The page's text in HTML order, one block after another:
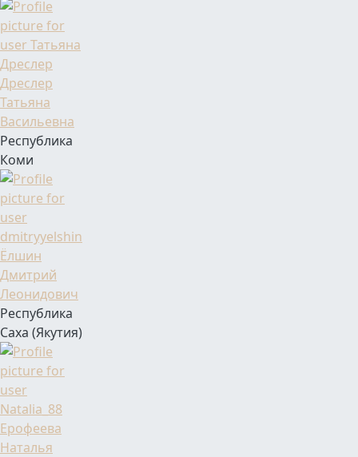
Фамилия Имя Отчество
Дреслер
Татьяна
Васильевна
Республика
Коми
Фамилия Имя Отчество
Ёлшин
Дмитрий
Леонидович
Республика
Саха (Якутия)
Фамилия Имя Отчество
Ерофеева
Наталья